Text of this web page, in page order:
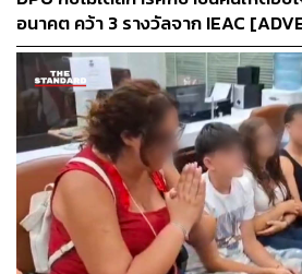
ศักยภาพในการเชื่อมโยงผู้ประกอบก
ด้วยกัน เพื่อสร้าง Tourism
การผนึกกำลังพันธมิตรด้านการท่องเ
Ecosystem และขยายเครือข่ายการท่
Network) กับ 35 องค์กร คือความเค
สะท้อนให้เห็นถึงวิสัยทัศน์และความมุ่
กรุ๊ป ในการเป็นผู้นำการสร้าง
อนาคต คว้า 3 รางวัลจาก IEAC